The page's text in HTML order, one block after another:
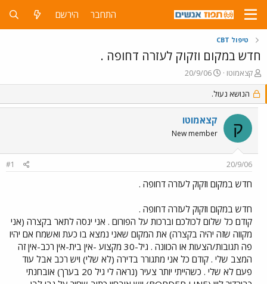
התחבר הירשם
טיפול CBT
חדש במקום וזקוק לעזרה דחופה .
פ
ו
ת
ח
נ
קצאמוטו
פ
ו
ס
ם
ב
ת
ך
20/9/06
הנושא נעול.
ק קצאמוטו
New member
20/9/06
#1
חדש במקום וזקוק לעזרה דחופה .
חדש במקום וזקוק לעזרה דחופה .
קודם כל שלום לכולכם וברכות על הפורום . אני ינסה לתאר בקצרה (אני
מקווה שזה יהיה בקצרה) את המקום שאני נמצא בו כעת ואשמח אם יהיו
פה תגובות/הצעות או הכוונה . גיל-30 מקצוע -אין בית-אין רכב-אין זה
המצב שלי . קודם כל אני מתגורר בדירה (לא שלי) ויש רכב אבל עוד
פעם לא שלי . כשהייתי יותר צעיר (נראה לי גיל 20 בערך) אובחנתי